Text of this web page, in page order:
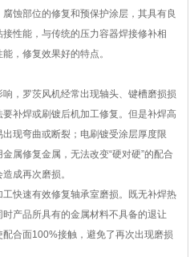
蚀部位的修复和预保护涂层，其具有良
性能，与传统的压力容器焊接修补相
，修复效果好的特点。
罗茨风机经常出现轴头、键槽磨损损
补焊或刷镀后机加工修复。但是补焊高
现弯曲或断裂；电刷镀受涂层厚度限
属修复金属，无法改变“硬对硬”的配合
成再次磨损。
快速有效修复轴承室磨损。既无补焊热
产品所具有的金属材料不具备的退让
合面100%接触，避免了再次出现磨损